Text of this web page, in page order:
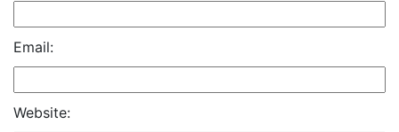
Email:
Website: